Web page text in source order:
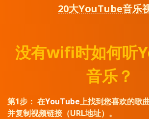
20大YouTube音乐
没有wifi时如何听
音乐？
第1步： 在YouTube上找到您喜欢的歌
并复制视频链接（URL地址）。